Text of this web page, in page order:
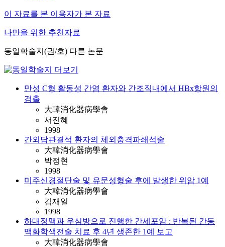
이 자료를 본 이용자가 본 자료
나만을 위한 추천자료
동일학술지(권/호) 다른 논문
만성 C형 활동성 간염 환자와 간조직내에서 HBx항원의
검출
大韓消化器病學會
서진혜
1998
간외담관결석 환자의 체외충격파쇄석술
大韓消化器病學會
박정현
1998
미주신경절단술 및 유문성형술 후에 발생한 위암 1예
大韓消化器病學會
김재일
1998
하대정맥과 우심방으로 진행한 간세포암 : 반복된 간동
맥화학색전술 치료 후 4년 생존한 1예 보고
大韓消化器病學會